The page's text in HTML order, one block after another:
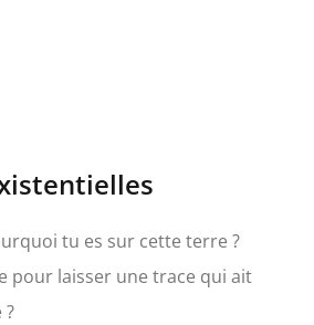
tu es sur cette terre ?
pour laisser une trace qui ait
?